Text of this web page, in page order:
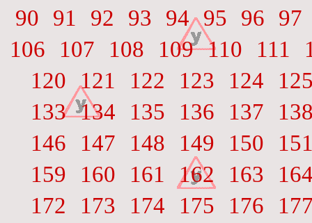
90
91 92 93 94 95 96
97
106
107 108 109 110 111
120 121 122 123 124
133 134 135 136 137
146
147 148 149 150
159
160 161 162 163
172
173 174 175 176